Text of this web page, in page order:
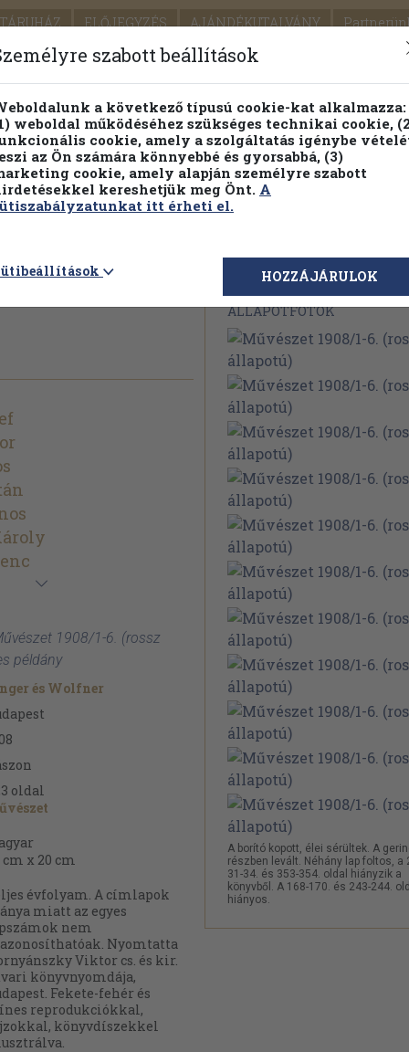
ELŐJEGYZÉS AJÁNDÉKUTALVÁNY
SEGÍTSÉG
PILLANATNYI ÁRAINK FENNTARTHATÓ
Részletes kereső Témaköri fa
6. (rossz
1908/1-6. (rossz
példány
és Wolfner
oldal
cm x 20 cm
évfolyam. A címlapok
miatt az egyes
nem
Nyomtatta
Viktor cs. és kir.
könyvnyomdája,
Fekete-fehér és
reprodukciókkal,
könyvdíszekkel
Megvásárolható
ÁLLAPOTFOTÓK
A borító kopott, élei sérültek. A
részben levált. Néhány lap foltos, a
31-34. és 353-354. oldal hiányzik a
könyvből. A 168-170. és 243-244.
hiányos.
szabott beállítások
a következő típusú cookie-kat alkalmazza:
weboldal működéséhez szükséges technikai cookie,
cookie, amely a szolgáltatás igénybe
az Ön számára könnyebbé és gyorsabbá, (3)
cookie, amely alapján személyre szabott
kereshetjük meg Önt. A
itt érheti el.
HOZZÁJÁRULOK